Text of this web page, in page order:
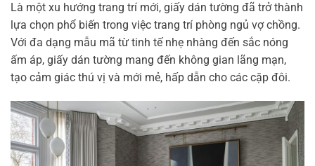
Là một xu hướng trang trí mới, giấy dán tường đã trở thành
lựa chọn phổ biến trong việc trang trí phòng ngủ vợ chồng.
Với đa dạng mẫu mã từ tinh tế nhẹ nhàng đến sắc nóng
ấm áp, giấy dán tường mang đến không gian lãng mạn,
tạo cảm giác thú vị và mới mẻ, hấp dẫn cho các cặp đôi.